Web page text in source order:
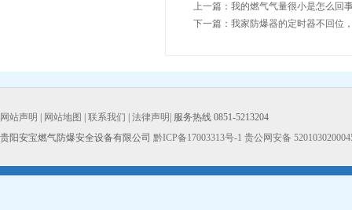
上一篇： 我的燃气气量很小是怎么回
下一篇： 我家防爆器的定时器不回位
网站声明 网站地图 联系我们 法律声明 | 服务热线 0851-5213204
贵阳安宝燃气防爆安全设备有限公司 黔ICP备17003313号-1 贵公网安备